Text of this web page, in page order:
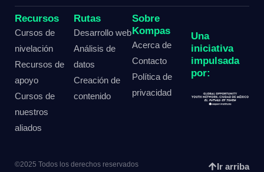
Recursos
Cursos de
nivelación
Recursos de
apoyo
Cursos de
nuestros
aliados
Rutas
Desarrollo web
Análisis de
datos
Creación de
contenido
Sobre
Kompas
Acerca de
Contacto
Política de
privacidad
Una
iniciativa
impulsada
por:
©2025 Todos los derechos reservados Ir arriba